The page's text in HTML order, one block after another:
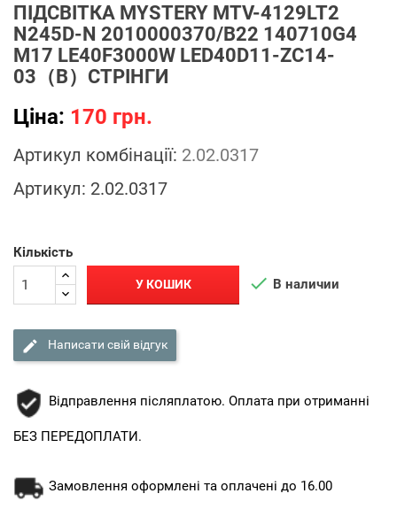
ПІДСВІТКА MYSTERY MTV-4129LT2
N245D-N 2010000370/B22 140710G4
M17 LE40F3000W LED40D11-ZC14-
03（B）СТРІНГИ
Ціна: 170 грн.
Артикул комбінації: 2.02.0317
Артикул: 2.02.0317
Кількість
У КОШИК  В наличии
Написати свій відгук
Відправлення післяплатою. Оплата при отриманні
БЕЗ ПЕРЕДОПЛАТИ.
Замовлення оформлені та оплачені до 16.00